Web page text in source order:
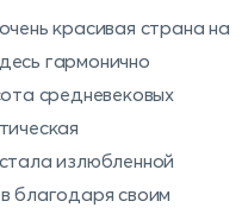
красивая страна на
гармонично
средневековых
излюбленной
благодаря своим